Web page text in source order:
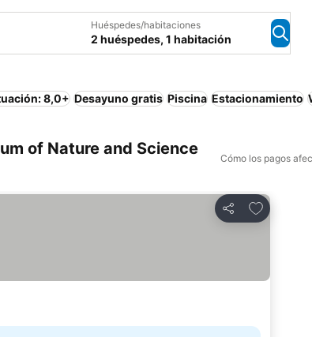
Huéspedes/habitaciones
2 huéspedes, 1 habitación
8,0+ Desayuno gratis Piscina Estacionamiento
of Nature and Science
Cómo los pagos
Compartir
Agregar a